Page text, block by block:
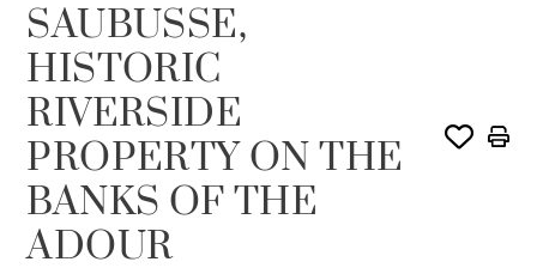
SAUBUSSE,
HISTORIC
RIVERSIDE
PROPERTY ON THE
BANKS OF THE
ADOUR